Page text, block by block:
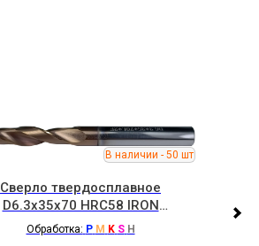
Сверло твердосплавное
D6.3x35x70 HRC58 IRON
ROOT
Обработка: P M K S H